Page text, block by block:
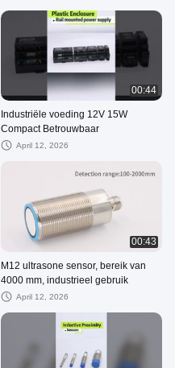
00:44
Industriële voeding 12V 15W
Compact Betrouwbaar
April 12, 2026
00:43
M12 ultrasone sensor, bereik van
4000 mm, industrieel gebruik
April 12, 2026